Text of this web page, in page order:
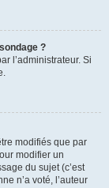
?
l’administrateur. Si
modifiés que par
modifier un
du sujet (c’est
n’a voté, l’auteur